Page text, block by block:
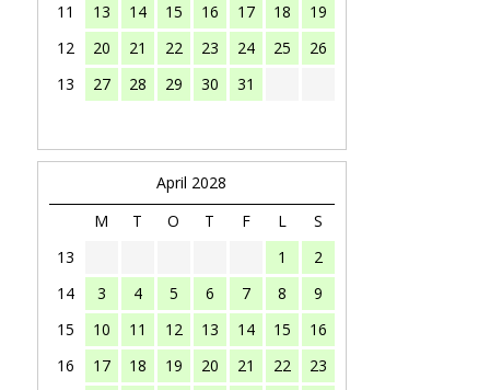
11
13 14 15 16 17 18
19
12
20 21 22 23 24 25
26
13
27 28 29 30 31
April 2028
M
T O T F L
S
13
1
2
14
3 4 5 6 7 8
9
15
10 11 12 13 14 15
16
16
17 18 19 20 21 22
23